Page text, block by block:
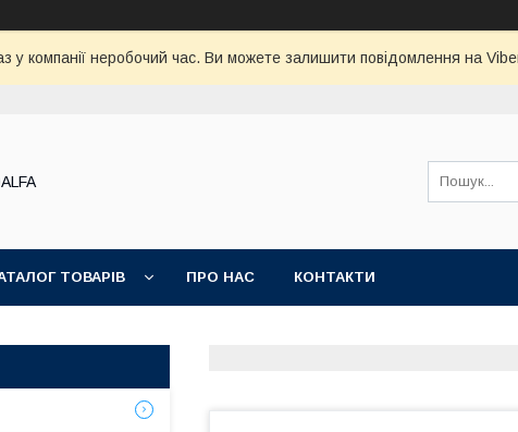
у компанії неробочий час. Ви можете залишити повідомлення на
ТОВАРІВ ПРО НАС КОНТАКТИ